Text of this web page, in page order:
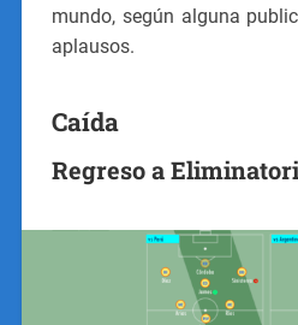
mundo, según alguna
aplausos.
Caída
Regreso a